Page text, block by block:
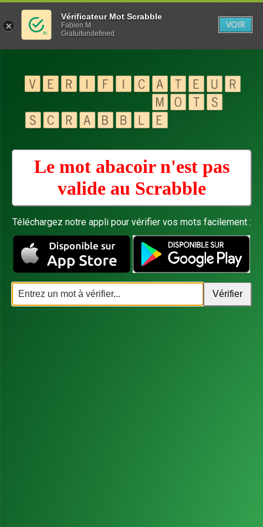
Le mot abacoir n'est pas
valide au Scrabble
Téléchargez notre appli pour vérifier vos mots facilement :
Vérificateur Mot Scrabble
Fabien M
Gratuitundefined
VOIR